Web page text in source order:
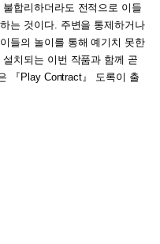
합리하더라도 전적으로 이들
는 것이다. 주변을 통제하거나
들의 놀이를 통해 예기치 못한
치되는 이번 작품과 함께 곧
『Play Contract』 도록이 출